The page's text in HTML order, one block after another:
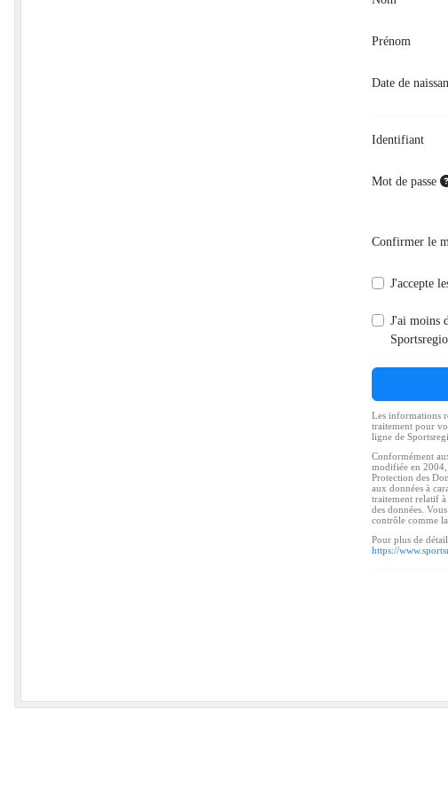
Prénom
Date de
Identifiant
Mot de passe
Confirmer le
J'accepte
J'ai moins
Les informations
traitement pour
ligne de
Conformément
modifiée en 2004,
Protection des
aux données à
traitement relatif
des données.
contrôle comme
Pour plus de
https://